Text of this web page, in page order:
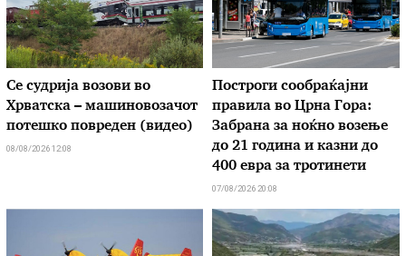
Се судрија возови во
Хрватска – машиновозачот
потешко повреден (видео)
08/08/2026 12:08
Построги сообраќајни
правила во Црна Гора:
Забрана за ноќно возење
до 21 година и казни до
400 евра за тротинети
07/08/2026 20:08